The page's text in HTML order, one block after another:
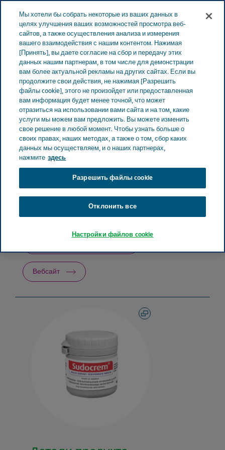
ЭСТОНИЯ
Estonia Продукты Каталог продуктов
Sudocrem
Multi-Expert крем 60г
Sudocrem Multi-Expert
крем 60г
ДЛЯ КОЖИ
Терапевтический класс
Вебсайт
Мы хотели бы собрать некоторые из ваших данных в
целях улучшения ваших возможностей просмотра веб-
сайтов, а также осуществления анализа и измерения
вашего взаимодействия с нашим контентом. Нажимая
[Принять], вы даете согласие на сбор и передачу этих
данных нашим партнерам, в том числе для демонстрации
вам более актуальной рекламы на других сайтах. Если вы
продолжите свои действия, не нажимая [Разрешить
файлы cookie], этого не произойдет или предоставленная
вам информация будет менее точной, что может
отразиться на использовании вами сайта и на том, какие
услуги мы можем вам предложить. Вы можете изменить
свое решение в любой момент. Чтобы узнать больше о
своих правах, наших методах, а также о том, сбор каких
данных мы осуществляем, и о наших партнерах,
нажмите здесь
Разрешить файлы cookie
Отклонить все
Настройки файлов cookie